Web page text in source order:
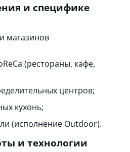
и специфике
магазинов
(рестораны, кафе,
центров;
кухонь;
(исполнение Outdoor).
и технологии